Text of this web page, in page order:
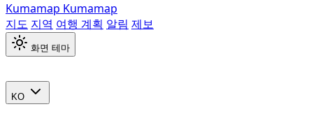
Kumamap Kumamap
지도 지역 여행 계획 알림 제보
화면 테마
KO